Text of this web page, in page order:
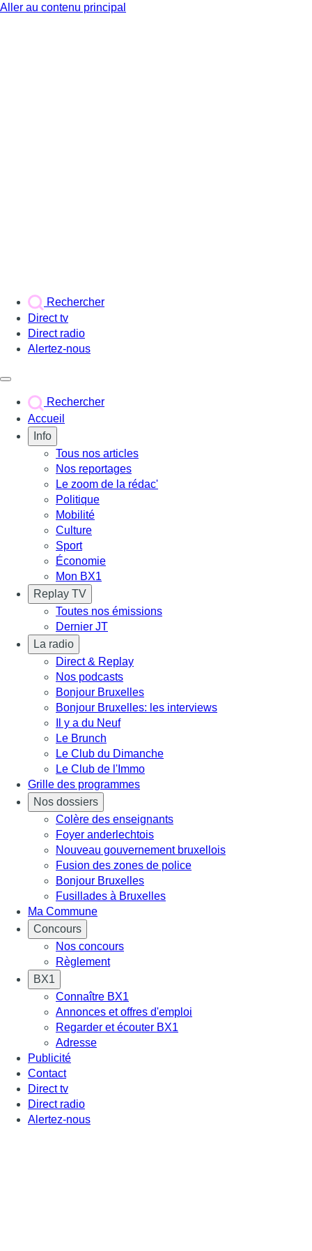
Aller au contenu principal
Rechercher
Direct tv
Direct radio
Alertez-nous
Rechercher
Accueil
Info
Tous nos articles
Nos reportages
Le zoom de la rédac'
Politique
Mobilité
Culture
Sport
Économie
Mon BX1
Replay TV
Toutes nos émissions
Dernier JT
La radio
Direct & Replay
Nos podcasts
Bonjour Bruxelles
Bonjour Bruxelles: les interviews
Il y a du Neuf
Le Brunch
Le Club du Dimanche
Le Club de l'Immo
Grille des programmes
Nos dossiers
Colère des enseignants
Foyer anderlechtois
Nouveau gouvernement bruxellois
Fusion des zones de police
Bonjour Bruxelles
Fusillades à Bruxelles
Ma Commune
Concours
Nos concours
Règlement
BX1
Connaître BX1
Annonces et offres d'emploi
Regarder et écouter BX1
Adresse
Publicité
Contact
Direct tv
Direct radio
Alertez-nous